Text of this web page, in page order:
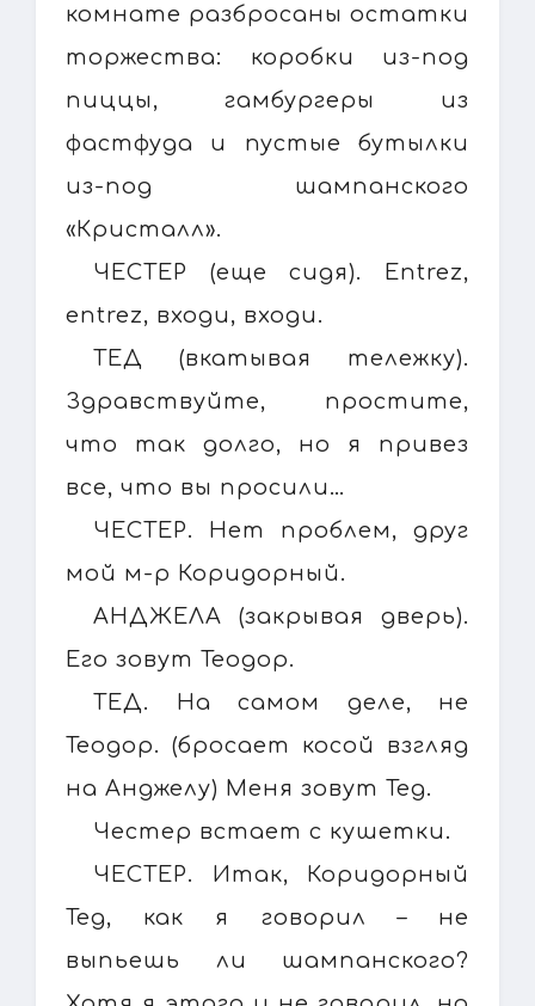
комнате разбросаны остатки
торжества: коробки из-под
пиццы, гамбургеры из
фастфуда и пустые бутылки
из-под шампанского
«Кристалл».
ЧЕСТЕР (еще сидя). Entrez,
entrez, входи, входи.
ТЕД (вкатывая тележку).
Здравствуйте, простите,
что так долго, но я привез
все, что вы просили…
ЧЕСТЕР. Нет проблем, друг
мой м-р Коридорный.
АНДЖЕЛА (закрывая дверь).
Его зовут Теодор.
ТЕД. На самом деле, не
Теодор. (бросает косой взгляд
на Анджелу) Меня зовут Тед.
Честер встает с кушетки.
ЧЕСТЕР. Итак, Коридорный
Тед, как я говорил – не
выпьешь ли шампанского?